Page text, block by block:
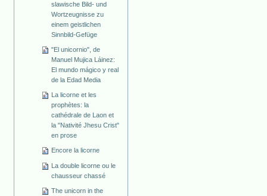
slawische Bild- und
Wortzeugnisse zu
einem geistlichen
Sinnbild-Gefüge
"El unicornio", de
Manuel Mujica Láinez:
El mundo mágico y real
de la Edad Media
La licorne et les
prophètes: la
cathédrale de Laon et
la "Nativité Jhesu Crist"
en prose
Encore la licorne
La double licorne ou le
chausseur chassé
The unicorn in the